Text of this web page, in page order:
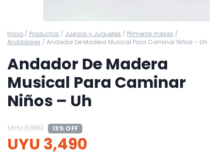
Inicio / Productos / Juegos y Juguetes / Primeros meses /
Andadores / Andador De Madera Musical Para Caminar Niños – Uh
Andador De Madera
Musical Para Caminar
Niños – Uh
UYU3,990 13% OFF
UYU 3,490